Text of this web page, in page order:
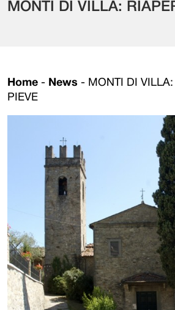
MONTI DI VILLA:
Home - News - MONTI DI
PIEVE